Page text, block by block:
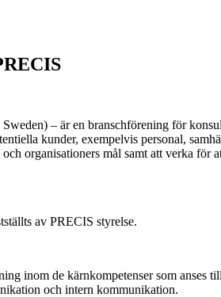
– är en branschförening för
kunder, exempelvis personal,
organisationers mål samt att verka för
av PRECIS styrelse.
inom de kärnkompetenser som anses
och intern kommunikation.